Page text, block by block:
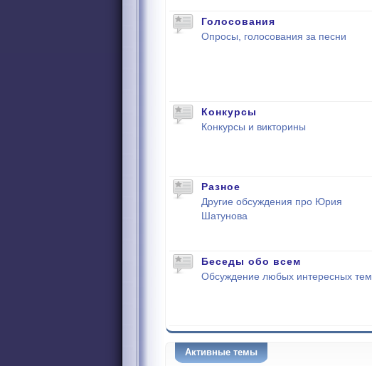
Голосования
Опросы, голосования за песни
Конкурсы
Конкурсы и викторины
Разное
Другие обсуждения про Юрия
Шатунова
Беседы обо всем
Обсуждение любых интересных тем
Активные темы